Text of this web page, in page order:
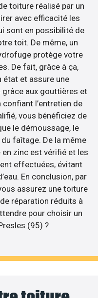
toiture réalisé par un
avec efficacité les
sont en possibilité de
toit. De même, un
protège votre
De fait, grâce à ça,
et assure une
aux gouttières et
confiant l’entretien de
vous bénéficiez de
le démoussage, le
faîtage. De la même
zinc est vérifié et les
effectuées, évitant
En conclusion, par
assurez une toiture
réparation réduits à
pour choisir un
(95) ?